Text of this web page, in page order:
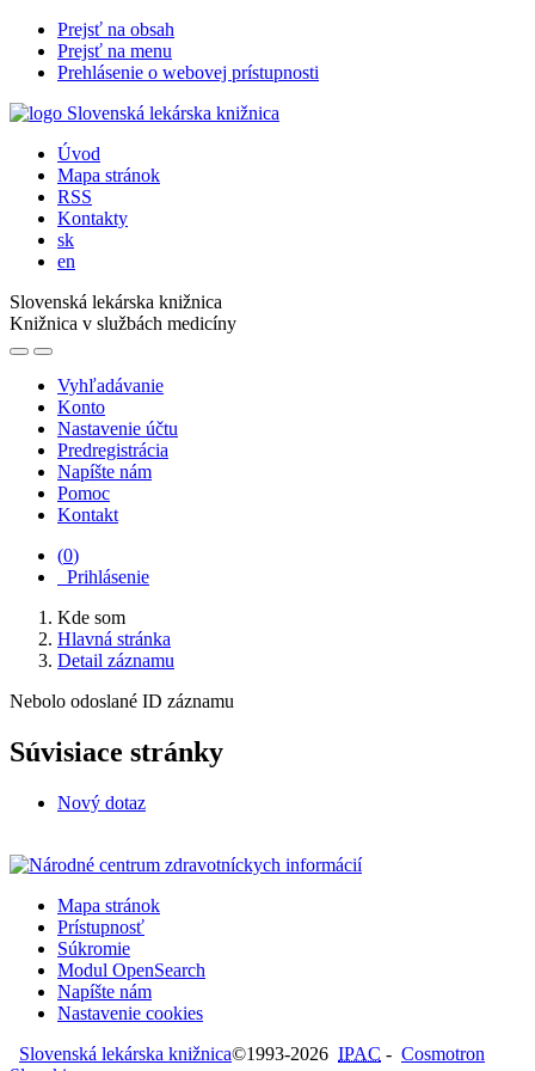
Prejsť na obsah
Prejsť na menu
Prehlásenie o webovej prístupnosti
Úvod
Mapa stránok
RSS
Kontakty
sk
en
Slovenská lekárska knižnica
Knižnica v službách medicíny
Vyhľadávanie
Konto
Nastavenie účtu
Predregistrácia
Napíšte nám
Pomoc
Kontakt
(0)
Prihlásenie
Kde som
Hlavná stránka
Detail záznamu
Nebolo odoslané ID záznamu
Súvisiace stránky
Nový dotaz
Mapa stránok
Prístupnosť
Súkromie
Modul OpenSearch
Napíšte nám
Nastavenie cookies
Slovenská lekárska knižnica©1993-2026 IPAC - Cosmotron